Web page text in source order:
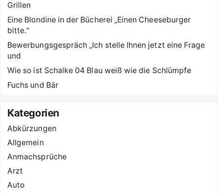
Grillen
Eine Blondine in der Bücherei „Einen Cheeseburger
bitte.“
Bewerbungsgespräch „Ich stelle Ihnen jetzt eine Frage
und
Wie so ist Schalke 04 Blau weiß wie die Schlümpfe
Fuchs und Bär
Kategorien
Abkürzungen
Allgemein
Anmachsprüche
Arzt
Auto